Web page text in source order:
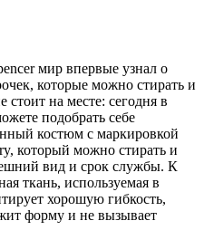
мир впервые узнал о
которые можно стирать и
на месте: сегодня в
подобрать себе
костюм с маркировкой
который можно стирать и
вид и срок службы. К
ткань, используемая в
хорошую гибкость,
форму и не вызывает